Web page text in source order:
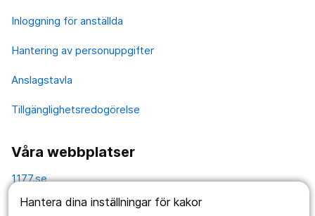
Hantera dina inställningar för kakor
Inloggning för anställda
Hantering av personuppgifter
Anslagstavla
Tillgänglighetsredogörelse
Våra webbplatser
1177.se
Länstrafiken